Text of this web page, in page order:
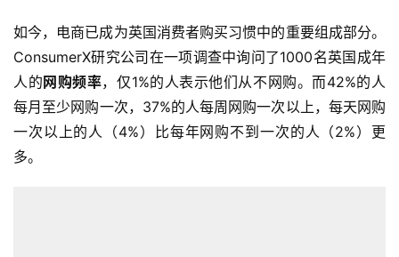
如今，电商已成为英国消费者购买习惯中的重要组成部分。
ConsumerX研究公司在一项调查中询问了1000名英国成年
人的网购频率，仅1%的人表示他们从不网购。而42%的人
每月至少网购一次，37%的人每周网购一次以上，每天网购
一次以上的人（4%）比每年网购不到一次的人（2%）更
多。